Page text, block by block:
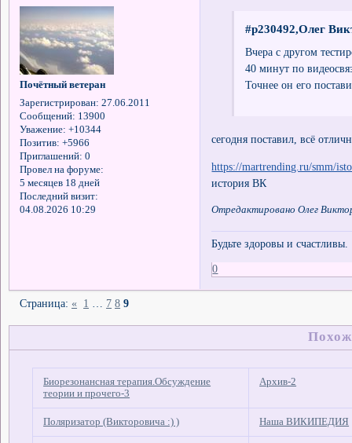
Почётный ветеран
Зарегистрирован: 27.06.2011
Сообщений: 13900
Уважение: +10344
Позитив: +5966
Приглашений: 0
Провел на форуме:
5 месяцев 18 дней
Последний визит:
04.08.2026 10:29
#p230492,Олег
Вчера с другом
40 минут по
Точнее он его
сегодня поставил, всё
https://martrending.ru/smm/
история ВК
Отредактировано Олег
Будьте здоровы и счастливы.
0
Страница: « 1 7 8 9
Биорезонансная терапия.Обсуждение
теории и прочего-3
Архив-2
Поляризатор (Викторовича :) ) Наша ВИКИПЕДИЯ